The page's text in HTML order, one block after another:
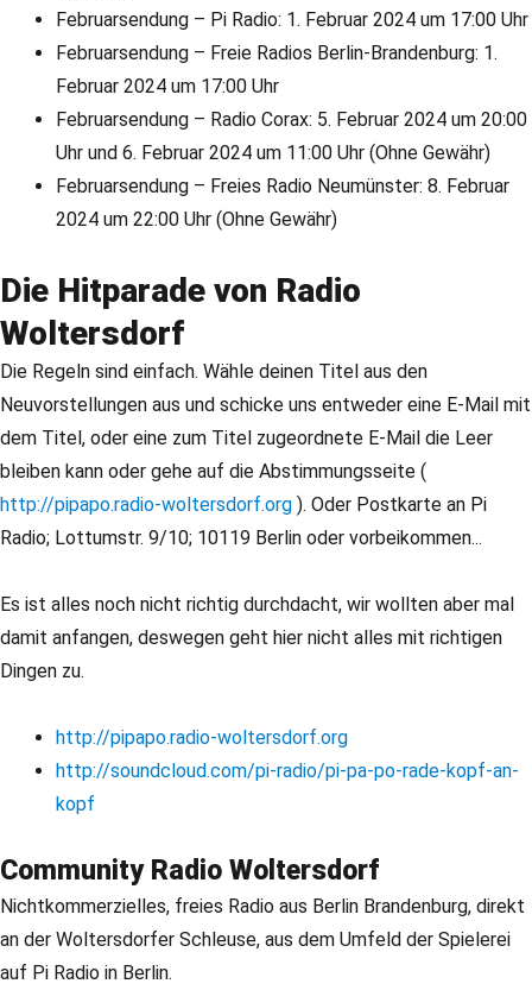
Februarsendung – Pi Radio: 1. Februar 2024 um 17:00 Uhr
Februarsendung – Freie Radios Berlin-Brandenburg: 1.
Februar 2024 um 17:00 Uhr
Februarsendung – Radio Corax: 5. Februar 2024 um 20:00
Uhr und 6. Februar 2024 um 11:00 Uhr (Ohne Gewähr)
Februarsendung – Freies Radio Neumünster: 8. Februar
2024 um 22:00 Uhr (Ohne Gewähr)
Die Hitparade von Radio
Woltersdorf
Die Regeln sind einfach. Wähle deinen Titel aus den
Neuvorstellungen aus und schicke uns entweder eine E-Mail mit
dem Titel, oder eine zum Titel zugeordnete E-Mail die Leer
bleiben kann oder gehe auf die Abstimmungsseite (
http://pipapo.radio-woltersdorf.org ). Oder Postkarte an Pi
Radio; Lottumstr. 9/10; 10119 Berlin oder vorbeikommen...
Es ist alles noch nicht richtig durchdacht, wir wollten aber mal
damit anfangen, deswegen geht hier nicht alles mit richtigen
Dingen zu.
http://pipapo.radio-woltersdorf.org
http://soundcloud.com/pi-radio/pi-pa-po-rade-kopf-an-
kopf
Community Radio Woltersdorf
Nichtkommerzielles, freies Radio aus Berlin Brandenburg, direkt
an der Woltersdorfer Schleuse, aus dem Umfeld der Spielerei
auf Pi Radio in Berlin.